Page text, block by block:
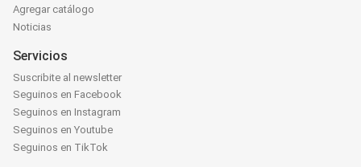
Agregar catálogo
Noticias
Servicios
Suscribite al newsletter
Seguinos en Facebook
Seguinos en Instagram
Seguinos en Youtube
Seguinos en TikTok